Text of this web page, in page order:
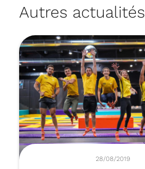
Autres actualités
28/08/2019